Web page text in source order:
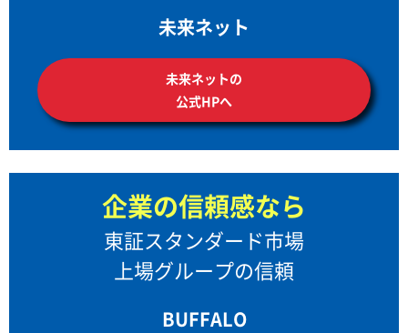
未来ネット
未来ネットの
公式HPへ
企業の信頼感なら
東証スタンダード市場
上場グループの信頼
BUFFALO